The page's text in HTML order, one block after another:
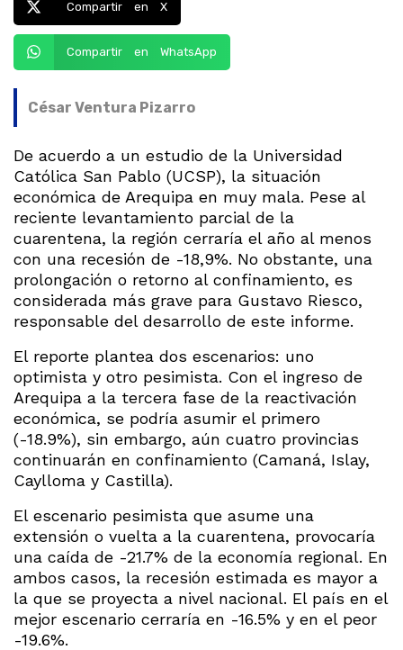
Compartir en X
Compartir en WhatsApp
César Ventura Pizarro
De acuerdo a un estudio de la Universidad
Católica San Pablo (UCSP), la situación
económica de Arequipa en muy mala. Pese al
reciente levantamiento parcial de la
cuarentena, la región cerraría el año al menos
con una recesión de -18,9%. No obstante, una
prolongación o retorno al confinamiento, es
considerada más grave para Gustavo Riesco,
responsable del desarrollo de este informe.
El reporte plantea dos escenarios: uno
optimista y otro pesimista. Con el ingreso de
Arequipa a la tercera fase de la reactivación
económica, se podría asumir el primero
(-18.9%), sin embargo, aún cuatro provincias
continuarán en confinamiento (Camaná, Islay,
Caylloma y Castilla).
El escenario pesimista que asume una
extensión o vuelta a la cuarentena, provocaría
una caída de -21.7% de la economía regional. En
ambos casos, la recesión estimada es mayor a
la que se proyecta a nivel nacional. El país en el
mejor escenario cerraría en -16.5% y en el peor
-19.6%.